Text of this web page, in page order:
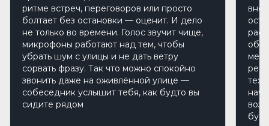
ритме встреч, переговоров или просто
болтает без остановки — оценит. И дело
не только во времени. Голос звучит чище,
микрофоны работают над тем, чтобы
убрать шум с улицы и не дать ветру
сорвать фразу. Так что можно спокойно
звонить даже на оживлённой улице —
собеседник услышит тебя, как будто вы
сидите рядом